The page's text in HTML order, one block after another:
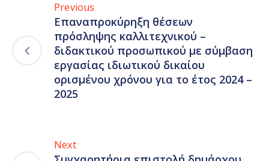
Previous
Επαναπροκύρηξη θέσεων
πρόσληψης καλλιτεχνικού –
διδακτικού προσωπικού με σύμβαση
εργασίας ιδιωτικού δικαίου
ορισμένου χρόνου για το έτος 2024 –
2025
Next